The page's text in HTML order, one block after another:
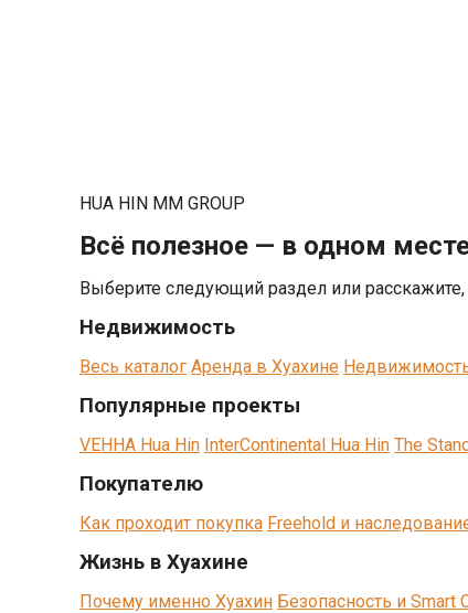
HUA HIN MM GROUP
Всё полезное — в одном
Выберите следующий раздел или
Недвижимость
Весь каталог Аренда в Хуахине
Популярные проекты
VEHHA Hua Hin InterContinental Hua Hin The
Покупателю
Как проходит покупка Freehold и
Жизнь в Хуахине
Почему именно Хуахин Безопасность и Smart